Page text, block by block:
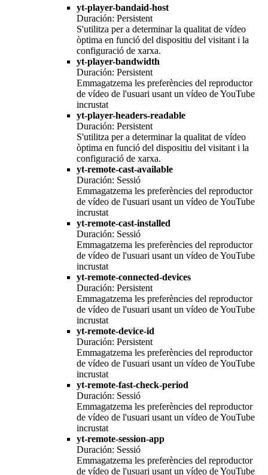
yt-player-bandaid-host
Duración: Persistent
S'utilitza per a determinar la qualitat de vídeo
òptima en funció del dispositiu del visitant i la
configuració de xarxa.
yt-player-bandwidth
Duración: Persistent
Emmagatzema les preferències del reproductor
de vídeo de l'usuari usant un vídeo de YouTube
incrustat
yt-player-headers-readable
Duración: Persistent
S'utilitza per a determinar la qualitat de vídeo
òptima en funció del dispositiu del visitant i la
configuració de xarxa.
yt-remote-cast-available
Duración: Sessió
Emmagatzema les preferències del reproductor
de vídeo de l'usuari usant un vídeo de YouTube
incrustat
yt-remote-cast-installed
Duración: Sessió
Emmagatzema les preferències del reproductor
de vídeo de l'usuari usant un vídeo de YouTube
incrustat
yt-remote-connected-devices
Duración: Persistent
Emmagatzema les preferències del reproductor
de vídeo de l'usuari usant un vídeo de YouTube
incrustat
yt-remote-device-id
Duración: Persistent
Emmagatzema les preferències del reproductor
de vídeo de l'usuari usant un vídeo de YouTube
incrustat
yt-remote-fast-check-period
Duración: Sessió
Emmagatzema les preferències del reproductor
de vídeo de l'usuari usant un vídeo de YouTube
incrustat
yt-remote-session-app
Duración: Sessió
Emmagatzema les preferències del reproductor
de vídeo de l'usuari usant un vídeo de YouTube